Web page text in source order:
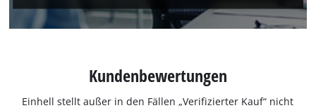
Kundenbewertungen
Einhell stellt außer in den Fällen „Verifizierter Kauf“ nicht